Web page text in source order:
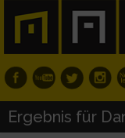
Ergebnis für